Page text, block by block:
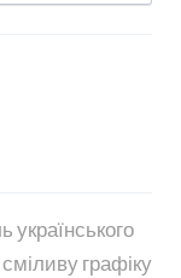
українського
графіку